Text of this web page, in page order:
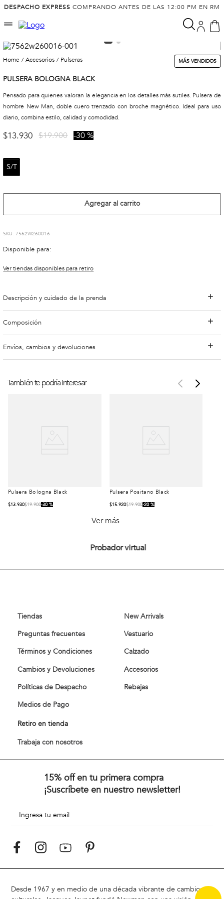
DESPACHO EXPRESS COMPRANDO ANTES DE LAS 12:00 PM EN RM
accesorios pulseras MÁS VENDIDOS
PULSERA BOLOGNA BLACK
Pensado para quienes valoran la elegancia en los detalles más sutiles. Pulsera de
hombre New Man, doble cuero trenzado con broche magnético. Ideal para uso
diario, combina estilo, calidad y comodidad.
$13.930 $19.900 30 %
S/T
Agregar al carrito
:7562W260016
Disponible para:
Ver tiendas disponibles para retiro
Descripción y cuidado de la prenda
Composición
Envíos, cambios y devoluciones
También te podría interesar
Pulsera Bologna Black
$13.930$19.900 30 %
Pulsera Positano Black
$15.920$19.900 20 %
Comprar
Ver más
Probador virtual
Tiendas
Preguntas frecuentes
Términos y Condiciones
Cambios y Devoluciones
Políticas de Despacho
Medios de Pago
Retiro en tienda
Trabaja con nosotros
New Arrivals
Vestuario
Calzado
Accesorios
Rebajas
15% off en tu primera compra
¡Suscríbete en nuestro newsletter!
Desde 1967 y en medio de una década vibrante de cambios